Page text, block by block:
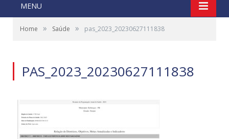
MENU
Home » Saúde » pas_2023_20230627111838
PAS_2023_20230627111838